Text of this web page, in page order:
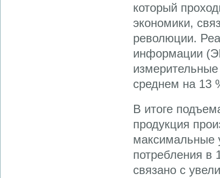
который
экономики,
революции.
информации
среднем на 13
В итоге
продукция
максимальные
потребления в
связано с